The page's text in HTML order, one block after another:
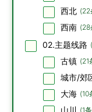
西北 (22
西南 (28
02.主题线路 (
古镇 (21
城市/郊
大海 (10
山川 (1